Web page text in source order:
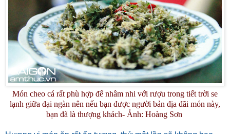
Món cheo cá rất phù hợp để nhâm nhi với rượu trong tiết trời se
lạnh giữa đại ngàn nên nếu bạn được người bản địa đãi món này,
bạn đã là thượng khách- Ảnh: Hoàng Sơn